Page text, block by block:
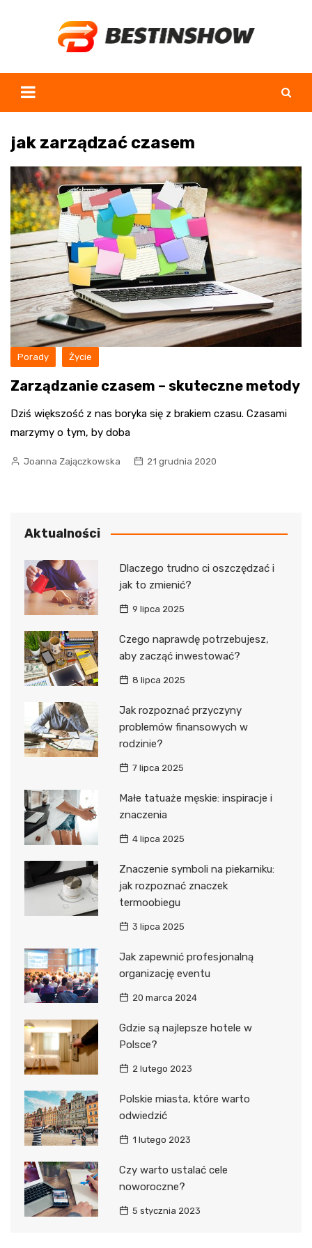
jak zarządzać czasem
Porady Życie
Zarządzanie czasem – skuteczne metody
Dziś większość z nas boryka się z brakiem czasu. Czasami
marzymy o tym, by doba
Joanna Zajączkowska 21 grudnia 2020
Aktualności
Dlaczego trudno ci oszczędzać i
jak to zmienić?
9 lipca 2025
Czego naprawdę potrzebujesz,
aby zacząć inwestować?
8 lipca 2025
Jak rozpoznać przyczyny
problemów finansowych w
rodzinie?
7 lipca 2025
Małe tatuaże męskie: inspiracje i
znaczenia
4 lipca 2025
Znaczenie symboli na piekarniku:
jak rozpoznać znaczek
termoobiegu
3 lipca 2025
Jak zapewnić profesjonalną
organizację eventu
20 marca 2024
Gdzie są najlepsze hotele w
Polsce?
2 lutego 2023
Polskie miasta, które warto
odwiedzić
1 lutego 2023
Czy warto ustalać cele
noworoczne?
5 stycznia 2023